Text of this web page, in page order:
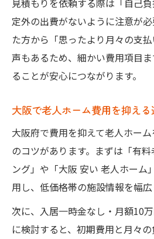
見積もりを依頼する際は「自己
定外の出費がないように注意が
た方から「思ったより月々の支
声もあるため、細かい費用項目
ることが安心につながります。
大阪で老人ホーム費用を抑え
大阪府で費用を抑えて老人ホー
のコツがあります。まずは「有
ング」や「大阪 安い 老人ホーム
用し、低価格帯の施設情報を幅広
次に、入居一時金なし・月額10
に検討すると、初期費用と月々